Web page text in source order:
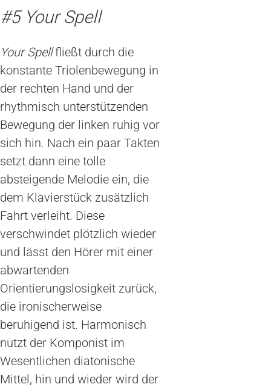
#5 Your Spell
Your Spellfließt durch die
konstante Triolenbewegung in
der rechten Hand und der
rhythmisch unterstützenden
Bewegung der linken ruhig vor
sich hin. Nach ein paar Takten
setzt dann eine tolle
absteigende Melodie ein, die
dem Klavierstück zusätzlich
Fahrt verleiht. Diese
verschwindet plötzlich wieder
und lässt den Hörer mit einer
abwartenden
Orientierungslosigkeit zurück,
die ironischerweise
beruhigend ist. Harmonisch
nutzt der Komponist im
Wesentlichen diatonische
Mittel, hin und wieder wird der